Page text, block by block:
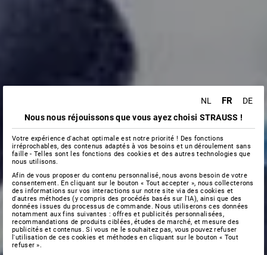
NL FR
DE
Nous nous réjouissons que vous ayez choisi STRAUSS !
Votre expérience d'achat optimale est notre priorité ! Des fonctions
irréprochables, des contenus adaptés à vos besoins et un déroulement sans
faille - Telles sont les fonctions des cookies et des autres technologies que
nous utilisons.
Afin de vous proposer du contenu personnalisé, nous avons besoin de votre
consentement. En cliquant sur le bouton « Tout accepter », nous collecterons
des informations sur vos interactions sur notre site via des cookies et
d'autres méthodes (y compris des procédés basés sur l'IA), ainsi que des
données issues du processus de commande. Nous utiliserons ces données
notamment aux fins suivantes : offres et publicités personnalisées,
recommandations de produits ciblées, études de marché, et mesure des
publicités et contenus. Si vous ne le souhaitez pas, vous pouvez refuser
l'utilisation de ces cookies et méthodes en cliquant sur le bouton « Tout
refuser ».